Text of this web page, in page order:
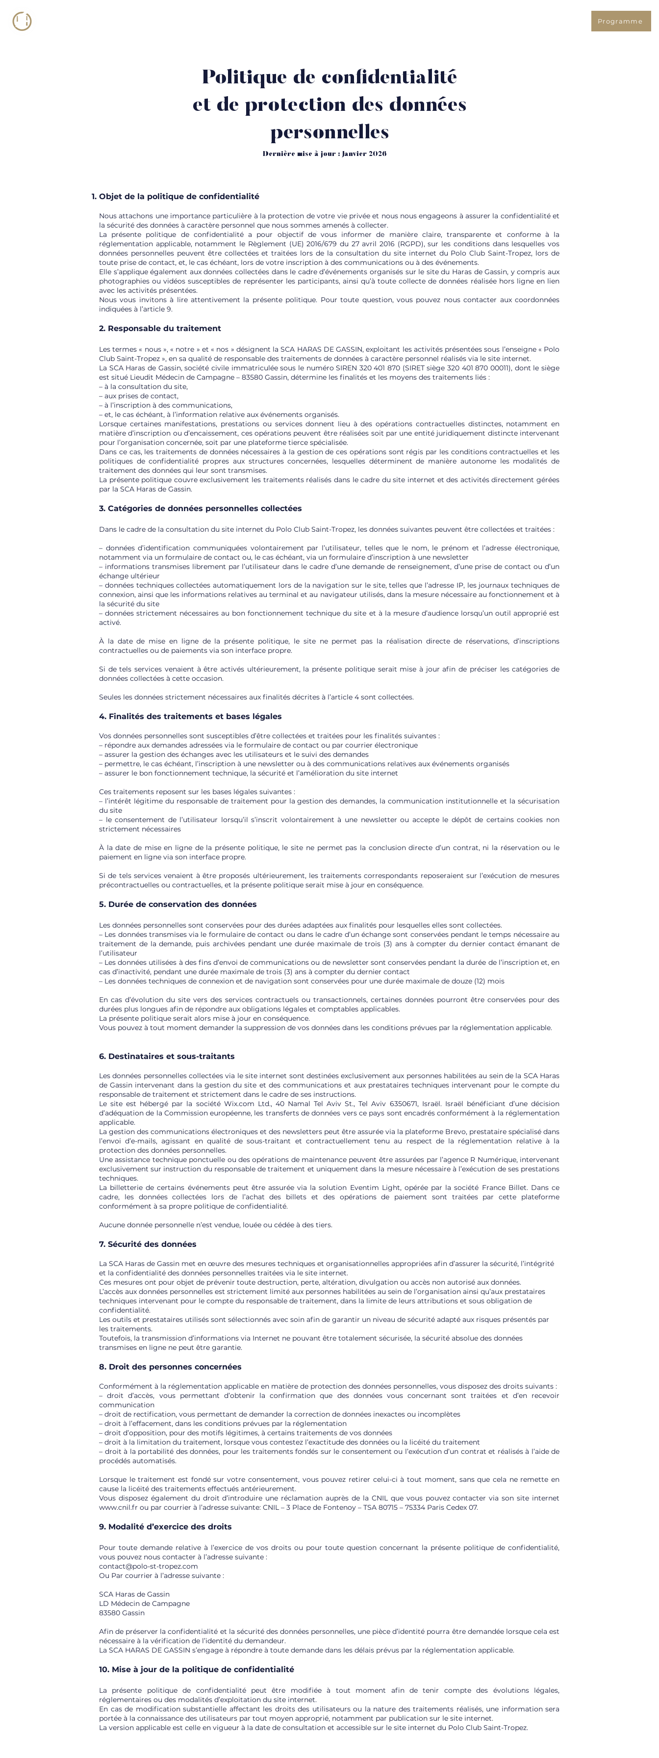
Programme
Politique de confidentialité
et de protection des données
personnelles
Dernière mise à jour : Janvier 2026
Objet de la politique de confidentialité
Nous attachons une importance particulière à la protection de votre vie privée et nous nous engageons à assurer la confidentialité et
la sécurité des données à caractère personnel que nous sommes amenés à collecter.
La présente politique de confidentialité a pour objectif de vous informer de manière claire, transparente et conforme à la
réglementation applicable, notamment le Règlement (UE) 2016/679 du 27 avril 2016 (RGPD), sur les conditions dans lesquelles vos
données personnelles peuvent être collectées et traitées lors de la consultation du site internet du Polo Club Saint-Tropez, lors de
toute prise de contact, et, le cas échéant, lors de votre inscription à des communications ou à des événements.
Elle s’applique également aux données collectées dans le cadre d’événements organisés sur le site du Haras de Gassin, y compris aux
photographies ou vidéos susceptibles de représenter les participants, ainsi qu’à toute collecte de données réalisée hors ligne en lien
avec les activités présentées.
Nous vous invitons à lire attentivement la présente politique. Pour toute question, vous pouvez nous contacter aux coordonnées
indiquées à l’article 9.
2. Responsable du traitement
Les termes « nous », « notre » et « nos » désignent la SCA HARAS DE GASSIN, exploitant les activités présentées sous l’enseigne « Polo
Club Saint-Tropez », en sa qualité de responsable des traitements de données à caractère personnel réalisés via le site internet.
La SCA Haras de Gassin, société civile immatriculée sous le numéro SIREN 320 401 870 (SIRET siège 320 401 870 00011), dont le siège
est situé Lieudit Médecin de Campagne – 83580 Gassin, détermine les finalités et les moyens des traitements liés :
– à la consultation du site,
– aux prises de contact,
– à l’inscription à des communications,
– et, le cas échéant, à l’information relative aux événements organisés.
Lorsque certaines manifestations, prestations ou services donnent lieu à des opérations contractuelles distinctes, notamment en
matière d’inscription ou d’encaissement, ces opérations peuvent être réalisées soit par une entité juridiquement distincte intervenant
pour l’organisation concernée, soit par une plateforme tierce spécialisée.
Dans ce cas, les traitements de données nécessaires à la gestion de ces opérations sont régis par les conditions contractuelles et les
politiques de confidentialité propres aux structures concernées, lesquelles déterminent de manière autonome les modalités de
traitement des données qui leur sont transmises.
La présente politique couvre exclusivement les traitements réalisés dans le cadre du site internet et des activités directement gérées
par la SCA Haras de Gassin.
3. Catégories de données personnelles collectées
Dans le cadre de la consultation du site internet du Polo Club Saint-Tropez, les données suivantes peuvent être collectées et traitées :
– données d’identification communiquées volontairement par l’utilisateur, telles que le nom, le prénom et l’adresse électronique,
notamment via un formulaire de contact ou, le cas échéant, via un formulaire d’inscription à une newsletter
– informations transmises librement par l’utilisateur dans le cadre d’une demande de renseignement, d’une prise de contact ou d’un
échange ultérieur
– données techniques collectées automatiquement lors de la navigation sur le site, telles que l’adresse IP, les journaux techniques de
connexion, ainsi que les informations relatives au terminal et au navigateur utilisés, dans la mesure nécessaire au fonctionnement et à
la sécurité du site
– données strictement nécessaires au bon fonctionnement technique du site et à la mesure d’audience lorsqu’un outil approprié est
activé.
À la date de mise en ligne de la présente politique, le site ne permet pas la réalisation directe de réservations, d’inscriptions
contractuelles ou de paiements via son interface propre.
Si de tels services venaient à être activés ultérieurement, la présente politique serait mise à jour afin de préciser les catégories de
données collectées à cette occasion.
Seules les données strictement nécessaires aux finalités décrites à l’article 4 sont collectées.
4. Finalités des traitements et bases légales
Vos données personnelles sont susceptibles d’être collectées et traitées pour les finalités suivantes :
– répondre aux demandes adressées via le formulaire de contact ou par courrier électronique
– assurer la gestion des échanges avec les utilisateurs et le suivi des demandes
– permettre, le cas échéant, l’inscription à une newsletter ou à des communications relatives aux événements organisés
– assurer le bon fonctionnement technique, la sécurité et l’amélioration du site internet
Ces traitements reposent sur les bases légales suivantes :
– l’intérêt légitime du responsable de traitement pour la gestion des demandes, la communication institutionnelle et la sécurisation
du site
– le consentement de l’utilisateur lorsqu’il s’inscrit volontairement à une newsletter ou accepte le dépôt de certains cookies non
strictement nécessaires
À la date de mise en ligne de la présente politique, le site ne permet pas la conclusion directe d’un contrat, ni la réservation ou le
paiement en ligne via son interface propre.
Si de tels services venaient à être proposés ultérieurement, les traitements correspondants reposeraient sur l’exécution de mesures
précontractuelles ou contractuelles, et la présente politique serait mise à jour en conséquence.
5. Durée de conservation des données
Les données personnelles sont conservées pour des durées adaptées aux finalités pour lesquelles elles sont collectées.
– Les données transmises via le formulaire de contact ou dans le cadre d’un échange sont conservées pendant le temps nécessaire au
traitement de la demande, puis archivées pendant une durée maximale de trois (3) ans à compter du dernier contact émanant de
l’utilisateur
– Les données utilisées à des fins d’envoi de communications ou de newsletter sont conservées pendant la durée de l’inscription et, en
cas d’inactivité, pendant une durée maximale de trois (3) ans à compter du dernier contact
– Les données techniques de connexion et de navigation sont conservées pour une durée maximale de douze (12) mois
En cas d’évolution du site vers des services contractuels ou transactionnels, certaines données pourront être conservées pour des
durées plus longues afin de répondre aux obligations légales et comptables applicables.
La présente politique serait alors mise à jour en conséquence.
Vous pouvez à tout moment demander la suppression de vos données dans les conditions prévues par la réglementation applicable.
6. Destinataires et sous-traitants
Les données personnelles collectées via le site internet sont destinées exclusivement aux personnes habilitées au sein de la SCA Haras
de Gassin intervenant dans la gestion du site et des communications et aux prestataires techniques intervenant pour le compte du
responsable de traitement et strictement dans le cadre de ses instructions.
Le site est hébergé par la société Wix.com Ltd., 40 Namal Tel Aviv St., Tel Aviv 6350671, Israël. Israël bénéficiant d’une décision
d’adéquation de la Commission européenne, les transferts de données vers ce pays sont encadrés conformément à la réglementation
applicable.
La gestion des communications électroniques et des newsletters peut être assurée via la plateforme Brevo, prestataire spécialisé dans
l’envoi d’e-mails, agissant en qualité de sous-traitant et contractuellement tenu au respect de la réglementation relative à la
protection des données personnelles.
Une assistance technique ponctuelle ou des opérations de maintenance peuvent être assurées par l’agence R Numérique, intervenant
exclusivement sur instruction du responsable de traitement et uniquement dans la mesure nécessaire à l’exécution de ses prestations
techniques.
La billetterie de certains événements peut être assurée via la solution Eventim Light, opérée par la société France Billet. Dans ce
cadre, les données collectées lors de l’achat des billets et des opérations de paiement sont traitées par cette plateforme
conformément à sa propre politique de confidentialité.
Aucune donnée personnelle n’est vendue, louée ou cédée à des tiers.
7. Sécurité des données
La SCA Haras de Gassin met en œuvre des mesures techniques et organisationnelles appropriées afin d’assurer la sécurité, l’intégrité
et la confidentialité des données personnelles traitées via le site internet.
Ces mesures ont pour objet de prévenir toute destruction, perte, altération, divulgation ou accès non autorisé aux données.
L’accès aux données personnelles est strictement limité aux personnes habilitées au sein de l’organisation ainsi qu’aux prestataires
techniques intervenant pour le compte du responsable de traitement, dans la limite de leurs attributions et sous obligation de
confidentialité.
Les outils et prestataires utilisés sont sélectionnés avec soin afin de garantir un niveau de sécurité adapté aux risques présentés par
les traitements.
Toutefois, la transmission d’informations via Internet ne pouvant être totalement sécurisée, la sécurité absolue des données
transmises en ligne ne peut être garantie.
8. Droit des personnes concernées
Conformément à la réglementation applicable en matière de protection des données personnelles, vous disposez des droits suivants :
– droit d’accès, vous permettant d’obtenir la confirmation que des données vous concernant sont traitées et d’en recevoir
communication
– droit de rectification, vous permettant de demander la correction de données inexactes ou incomplètes
– droit à l’effacement, dans les conditions prévues par la réglementation
– droit d’opposition, pour des motifs légitimes, à certains traitements de vos données
– droit à la limitation du traitement, lorsque vous contestez l’exactitude des données ou la licéité du traitement
– droit à la portabilité des données, pour les traitements fondés sur le consentement ou l’exécution d’un contrat et réalisés à l’aide de
procédés automatisés.
Lorsque le traitement est fondé sur votre consentement, vous pouvez retirer celui-ci à tout moment, sans que cela ne remette en
cause la licéité des traitements effectués antérieurement.
Vous disposez également du droit d’introduire une réclamation auprès de la CNIL que vous pouvez contacter via son site internet
www.cnil.fr ou par courrier à l’adresse suivante: CNIL – 3 Place de Fontenoy – TSA 80715 – 75334 Paris Cedex 07.
9. Modalité d’exercice des droits
Pour toute demande relative à l’exercice de vos droits ou pour toute question concernant la présente politique de confidentialité,
vous pouvez nous contacter à l’adresse suivante :
contact@polo-st-tropez.com
Ou Par courrier à l’adresse suivante :
SCA Haras de Gassin
LD Médecin de Campagne
83580 Gassin
Afin de préserver la confidentialité et la sécurité des données personnelles, une pièce d’identité pourra être demandée lorsque cela est
nécessaire à la vérification de l’identité du demandeur.
La SCA HARAS DE GASSIN s’engage à répondre à toute demande dans les délais prévus par la réglementation applicable.
10. Mise à jour de la politique de confidentialité
La présente politique de confidentialité peut être modifiée à tout moment afin de tenir compte des évolutions légales,
réglementaires ou des modalités d’exploitation du site internet.
En cas de modification substantielle affectant les droits des utilisateurs ou la nature des traitements réalisés, une information sera
portée à la connaissance des utilisateurs par tout moyen approprié, notamment par publication sur le site internet.
La version applicable est celle en vigueur à la date de consultation et accessible sur le site internet du Polo Club Saint-Tropez.